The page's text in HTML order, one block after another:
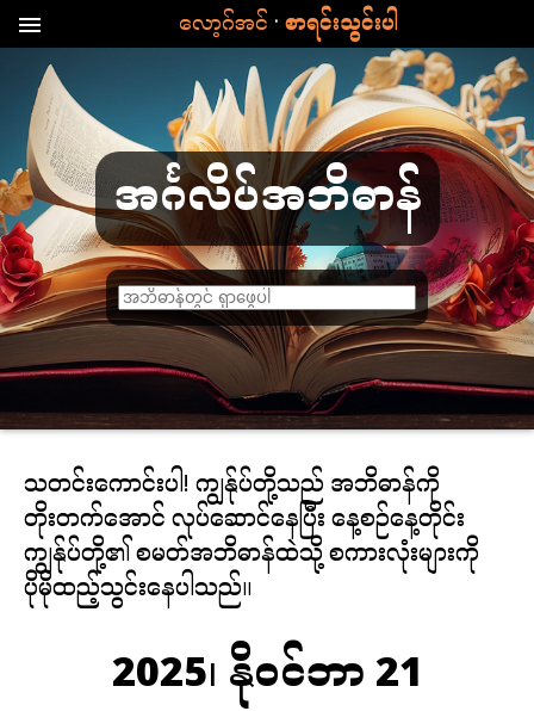
menu လော့ဂ်အင် · စာရင်းသွင်းပါ
အင်္ဂလိပ်အဘိဓာန်
စ
ာ
လုံ
း
ကို
ာ
မ
တွေ့
။
သတင်းကောင်းပါ! ကျွန်ုပ်တို့သည် အဘိဓာန်ကို
တိုးတက်အောင် လုပ်ဆောင်နေပြီး နေ့စဉ်နေ့တိုင်း
ကျွန်ုပ်တို့၏ စမတ်အဘိဓာန်ထဲသို့ စကားလုံးများကို
ပိုမိုထည့်သွင်းနေပါသည်။
2025၊ နိုဝင်ဘာ 21